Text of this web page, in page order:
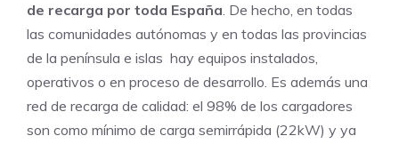
de recarga por toda España. De hecho, en todas
las comunidades autónomas y en todas las provincias
de la península e islas hay equipos instalados,
operativos o en proceso de desarrollo. Es además una
red de recarga de calidad: el 98% de los cargadores
son como mínimo de carga semirrápida (22kW) y ya